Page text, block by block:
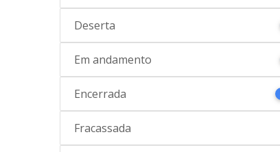
Deserta
Em andamento
Encerrada
Fracassada